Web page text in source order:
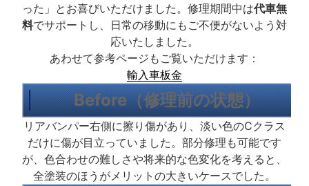
った」とお喜びいただけました。修理期間中は代車無
料でサポートし、日常の移動にもご不便がないよう対
応いたしました。
あわせて参考ページもご覧いただけます：
輸入車板金
Before（修理前の状態）
リアバンパー右側に擦り傷があり、淡い色のCクラス
だけに傷が目立っていました。部分修理も可能です
が、色合わせの難しさや将来的な色変化を考えると、
全塗装のほうがメリットの大きいケースでした。